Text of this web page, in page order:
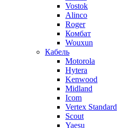
Vostok
Alinco
Roger
Комбат
Wouxun
Кабель
Motorola
Hytera
Kenwood
Midland
Icom
Vertex Standard
Scout
Yaesu